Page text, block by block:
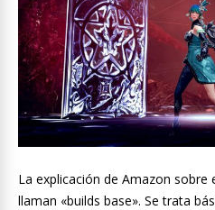
La explicación de Amazon
llaman «builds base». Se trata